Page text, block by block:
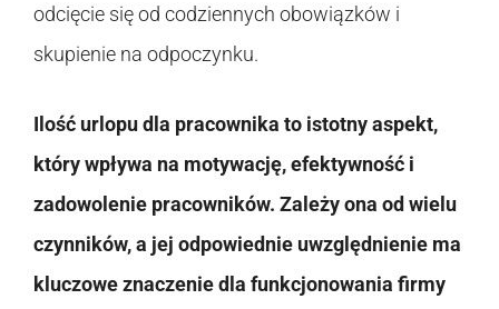
odcięcie się od codziennych obowiązków i
skupienie na odpoczynku.
Ilość urlopu dla pracownika to istotny aspekt,
który wpływa na motywację, efektywność i
zadowolenie pracowników. Zależy ona od wielu
czynników, a jej odpowiednie uwzględnienie ma
kluczowe znaczenie dla funkcjonowania firmy